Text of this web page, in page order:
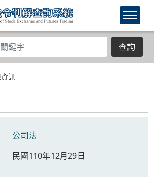
查詢
訊
公司法
民國110年12月29日